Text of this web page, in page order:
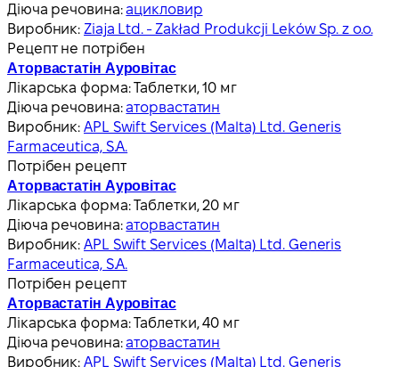
Діюча речовина:ацикловир
Виробник: Ziaja Ltd. - Zakład Produkcji Leków Sp. z o.o.
Рецепт не потрібен
Аторвастатін Ауровітас
Лікарська форма:Таблетки, 10 мг
Діюча речовина:аторвастатин
Виробник:APL Swift Services (Malta) Ltd. Generis
Farmaceutica, S.A.
Потрібен рецепт
Аторвастатін Ауровітас
Лікарська форма:Таблетки, 20 мг
Діюча речовина:аторвастатин
Виробник:APL Swift Services (Malta) Ltd. Generis
Farmaceutica, S.A.
Потрібен рецепт
Аторвастатін Ауровітас
Лікарська форма:Таблетки, 40 мг
Діюча речовина:аторвастатин
Виробник:APL Swift Services (Malta) Ltd. Generis